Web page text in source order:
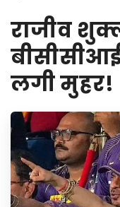
राजीव
लगी मुहर!